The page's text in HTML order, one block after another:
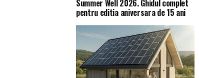
Summer Well 2026. Ghidul complet
pentru editia aniversara de 15 ani